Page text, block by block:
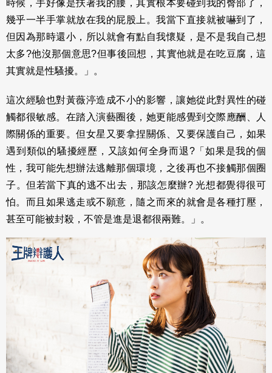
時候，手好像是扶著我的腰，其實根本要碰到我的臀部了，
幾乎一半手掌就放在我的屁股上。我當下直接就被嚇到了，
但因為那時還小，所以就會有點自我懷疑，是不是我自己想
太多?他沒那個意思?但事後回想，其實他就是在吃豆腐，這
其實就是性騷擾。」。
這次經驗也對黃薇渟造成不小的影響，讓她從此對異性的碰
觸都很敏感。在踏入演藝圈後，她更能感覺到交際應酬、人
際關係的重要。但女星又要拿捏關係、又要保護自己，如果
遇到類似的騷擾經歷，又該如何全身而退?「如果是我的個
性，我可能先想辦法逃離那個環境，之後再也不接觸那個圈
子。但若當下真的逃不出去，那該怎麼辦? 光想都覺得很可
怕。而且如果逃走或不願意，隨之而來的就會是各種打壓，
甚至可能被封殺，不管是進是退都很兩難。」。